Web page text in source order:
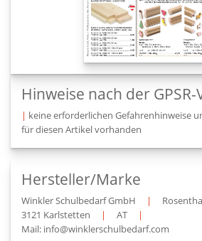
Hinweise nach der
| keine erforderlichen Gefahrenhinweise
für diesen Artikel vorhanden
Hersteller/Marke
Winkler Schulbedarf GmbH |
3121 Karlstetten
| AT
|
Mail: info@winklerschulbedarf.com